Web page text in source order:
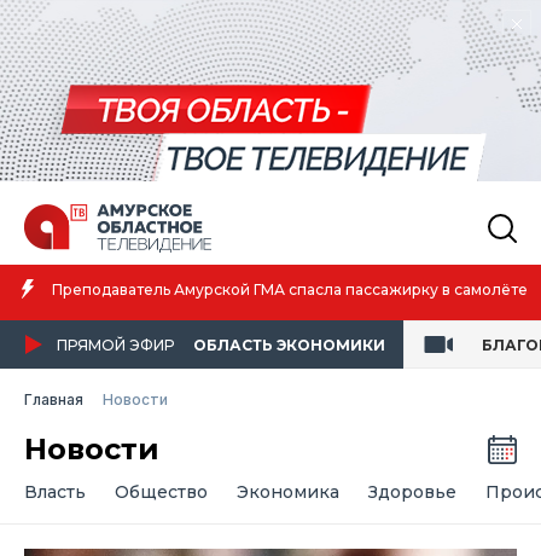
Преподаватель Амурской ГМА спасла пассажирку в самолёте
ПРЯМОЙ ЭФИР ОБЛАСТЬ ЭКОНОМИКИ
Главная Новости
Новости
Власть Общество Экономика Здоровье